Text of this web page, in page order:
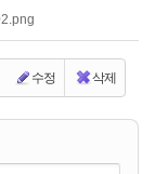
수정 삭제